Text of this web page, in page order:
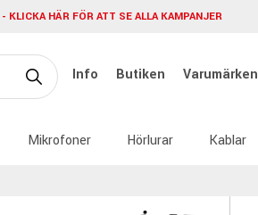
KLICKA HÄR FÖR ATT SE ALLA KAMPANJER
Info Butiken Varumärken
Mikrofoner Hörlurar Kablar